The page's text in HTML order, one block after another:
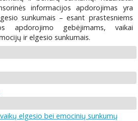
informacijos apdorojimas yra
sunkumais – esant prastesniems
apdorojimo gebėjimams, vaikai
ir elgesio sunkumais.
elgesio bei emocinių sunkumų